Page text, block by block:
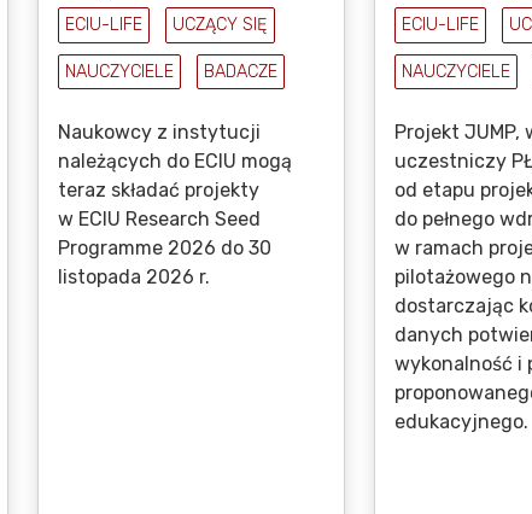
ECIU-LIFE UCZĄCY SIĘ
NAUCZYCIELE BADACZE
Naukowcy z instytucji
należących do ECIU mogą
teraz składać projekty
w ECIU Research Seed
Programme 2026 do 30
listopada 2026 r.
ECIU-LIFE
NAUCZYCIELE
Projekt JUMP,
uczestniczy
od etapu
do pełnego
w ramach
pilotażowego
dostarczając
danych
wykonalność i
edukacyjnego.